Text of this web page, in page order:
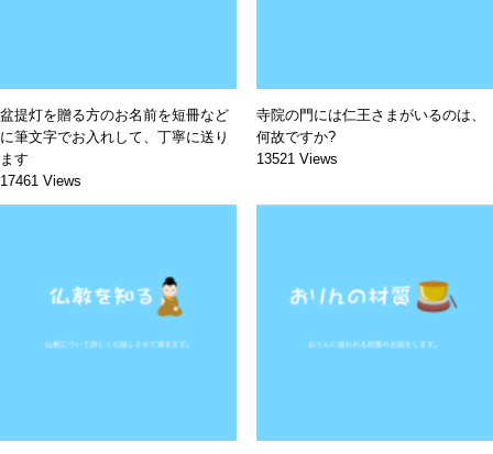
盆提灯を贈る方のお名前を短冊など
に筆文字でお入れして、丁寧に送り
ます
17461 Views
寺院の門には仁王さまがいるのは、
何故ですか?
13521 Views